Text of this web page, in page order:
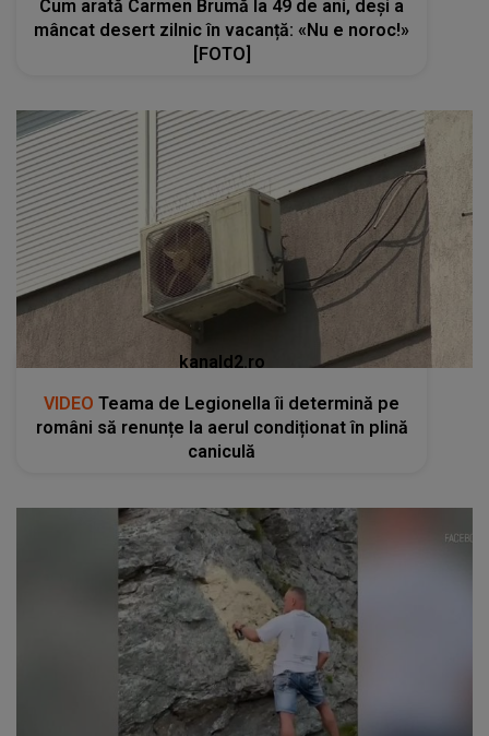
Cum arată Carmen Brumă la 49 de ani, deși a
mâncat desert zilnic în vacanță: «Nu e noroc!»
[FOTO]
kanald2.ro
VIDEO Teama de Legionella îi determină pe
români să renunțe la aerul condiționat în plină
caniculă